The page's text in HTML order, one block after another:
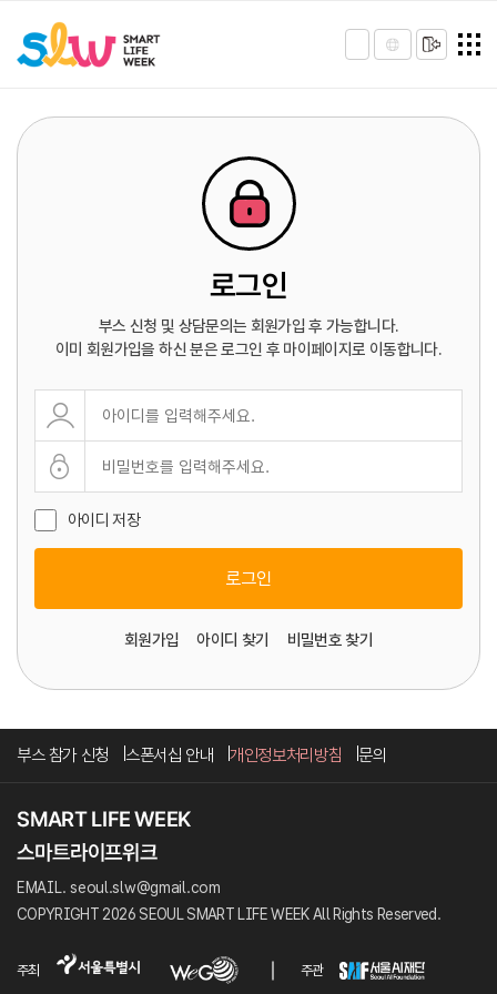
로그인
부스 신청 및 상담문의는 회원가입 후 가능합니다.
이미 회원가입을 하신 분은 로그인 후 마이페이지로 이동합니다.
아이디 저장
로그인
회원가입 아이디 찾기 비밀번호 찾기
부스 참가 신청 스폰서십 안내 개인정보처리방침 문의
EMAIL. seoul.slw@gmail.com
COPYRIGHT 2026 SEOUL SMART LIFE WEEK All Rights Reserved.
주최 주관